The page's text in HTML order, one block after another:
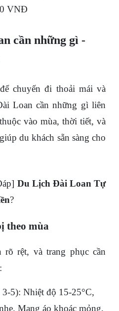
VNĐ
cần những gì -
chuyến đi thoải mái và
Loan cần những gì liên
vào mùa, thời tiết, và
du khách sẵn sàng cho
Du Lịch Đài Loan Tự
?
theo mùa
rệt, và trang phục cần
3-5): Nhiệt độ 15-25°C,
Mang áo khoác mỏng,